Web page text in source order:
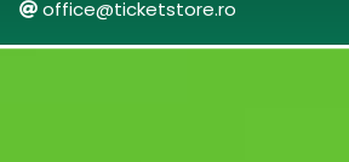
office@ticketstore.ro